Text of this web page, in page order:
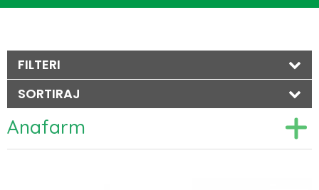
FILTERI
SORTIRAJ
Anafarm